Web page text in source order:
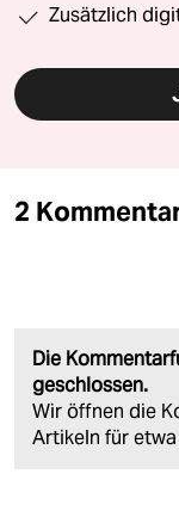
Zusätzlich
2
Die
geschlossen.
Wir öffnen die
Artikeln für